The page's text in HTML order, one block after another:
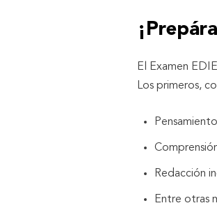
El Examen
Los primeros,
Redacción
Entre otras